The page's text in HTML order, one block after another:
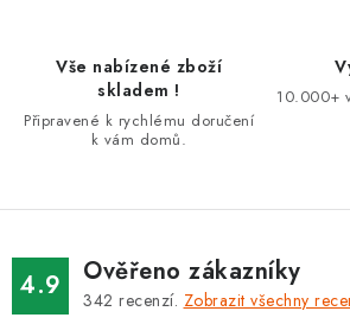
k
ý
s
Vše nabízené zboží
skladem !
Připravené k rychlému doručení
k vám domů.
10.000+
4.9 Ověřeno zákazníky
342 recenzí. Zobrazit všechny